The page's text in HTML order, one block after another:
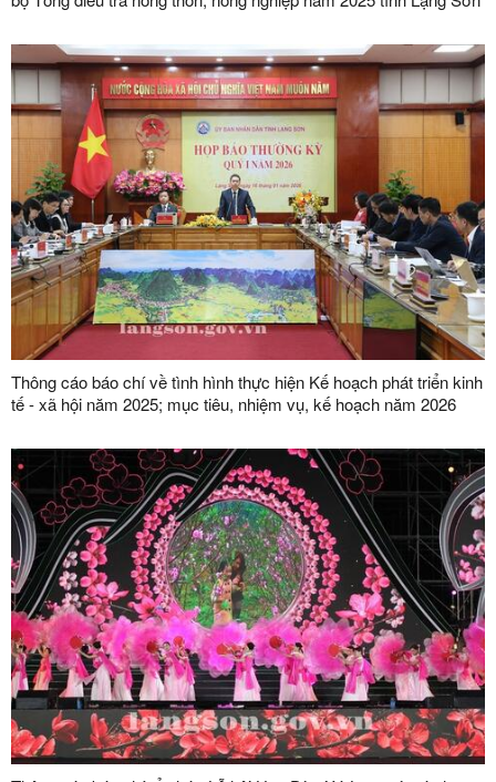
Thông cáo báo chí về tình hình thực hiện Kế hoạch phát triển kinh
tế - xã hội năm 2025; mục tiêu, nhiệm vụ, kế hoạch năm 2026